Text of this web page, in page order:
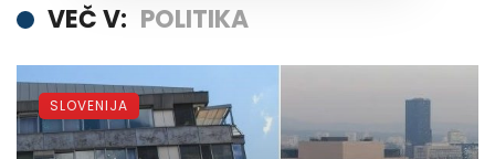
VEČ V: POLITIKA
SLOVENIJA